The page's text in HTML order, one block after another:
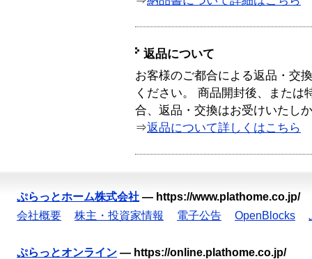
返品について
お客様のご都合による返品・交
ください。 商品開封後、または
合、返品・交換はお受けいたし
⇒返品について詳しくはこちら
ぷらっとホーム株式会社 — https://www.plathome.co.jp/
会社概要
株主・投資家情報 電子公告 OpenBlocks
ぷらっとオンライン — https://online.plathome.co.jp/